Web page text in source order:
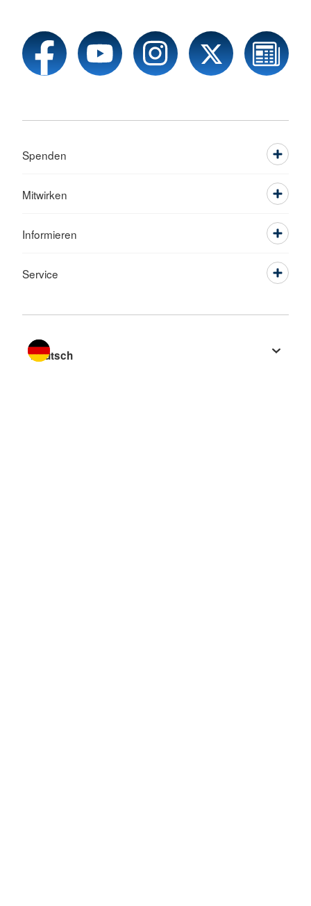
Spenden
Mitwirken
Informieren
Service
Sprache wechseln zu